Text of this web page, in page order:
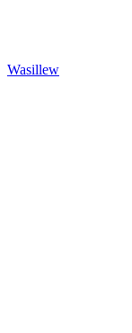
Wasillew